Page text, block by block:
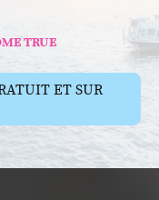
TRUE
ET SUR